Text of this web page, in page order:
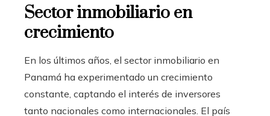
Sector inmobiliario en
crecimiento
En los últimos años, el sector inmobiliario en
Panamá ha experimentado un crecimiento
constante, captando el interés de inversores
tanto nacionales como internacionales. El país